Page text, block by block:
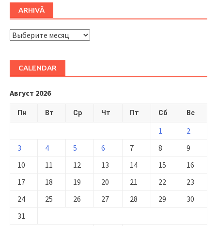
ARHIVĂ
ARHIVĂ
CALENDAR
Август 2026
Пн Вт Ср Чт Пт Сб Вс
1
2
3
4 5 6 7 8
9
10
11 12 13 14 15
16
17
18 19 20 21 22
23
24
25 26 27 28 29
30
31